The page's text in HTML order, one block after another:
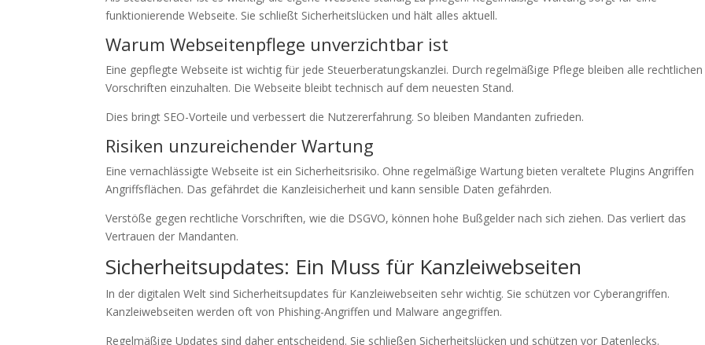
funktionierende Webseite. Sie schließt Sicherheitslücken und hält alles aktuell.
Warum Webseitenpflege unverzichtbar ist
Eine gepflegte Webseite ist wichtig für jede Steuerberatungskanzlei. Durch regelmäßige Pflege bleiben alle rechtlichen
Vorschriften einzuhalten. Die Webseite bleibt technisch auf dem neuesten Stand.
Dies bringt SEO-Vorteile und verbessert die Nutzererfahrung. So bleiben Mandanten zufrieden.
Risiken unzureichender Wartung
Eine vernachlässigte Webseite ist ein Sicherheitsrisiko. Ohne regelmäßige Wartung bieten veraltete Plugins Angriffen
Angriffsflächen. Das gefährdet die Kanzleisicherheit und kann sensible Daten gefährden.
Verstöße gegen rechtliche Vorschriften, wie die DSGVO, können hohe Bußgelder nach sich ziehen. Das verliert das
Vertrauen der Mandanten.
Sicherheitsupdates: Ein Muss für Kanzleiwebseiten
In der digitalen Welt sind Sicherheitsupdates für Kanzleiwebseiten sehr wichtig. Sie schützen vor Cyberangriffen.
Kanzleiwebseiten werden oft von Phishing-Angriffen und Malware angegriffen.
Regelmäßige Updates sind daher entscheidend. Sie schließen Sicherheitslücken und schützen vor Datenlecks.